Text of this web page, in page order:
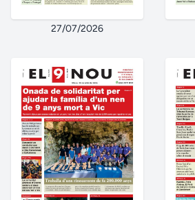
27/07/2026